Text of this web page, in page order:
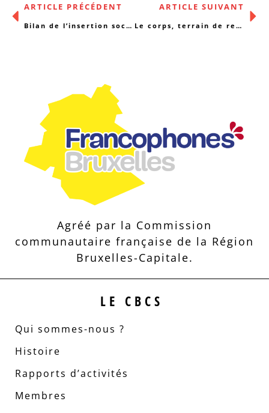
ARTICLE PRÉCÉDENT
Bilan de l’insertion socioprofessionnelle en Wallonie
ARTICLE SUIVANT
Le corps, terrain de rencontre
Agréé par la Commission
communautaire française de la Région
Bruxelles-Capitale.
LE CBCS
Qui sommes-nous ?
Histoire
Rapports d’activités
Membres